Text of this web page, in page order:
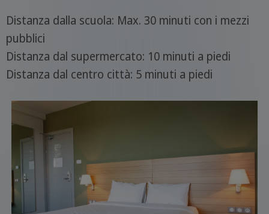
Distanza dalla scuola: Max. 30 minuti con i mezzi
pubblici
Distanza dal supermercato: 10 minuti a piedi
Distanza dal centro città: 5 minuti a piedi